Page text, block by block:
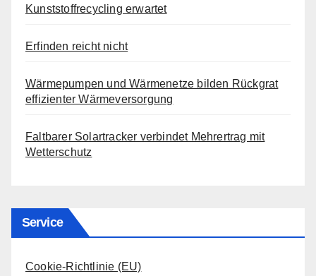
Kunststoffrecycling erwartet
Erfinden reicht nicht
Wärmepumpen und Wärmenetze bilden Rückgrat
effizienter Wärmeversorgung
Faltbarer Solartracker verbindet Mehrertrag mit
Wetterschutz
Service
Cookie-Richtlinie (EU)